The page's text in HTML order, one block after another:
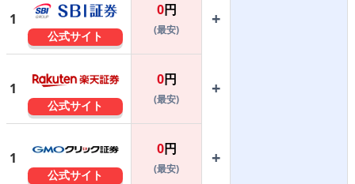
1
公式サイト
0円
(最安)
+
1
公式サイト
0円
(最安)
+
1
公式サイト
0円
(最安)
+